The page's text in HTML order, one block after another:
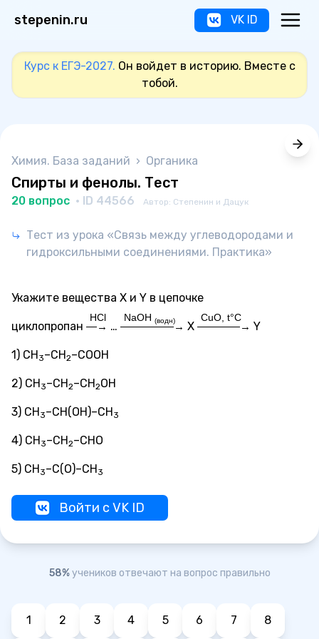
stepenin.ru VK ID
Курс к ЕГЭ-2027. Он войдет в историю. Вместе с
тобой.
Химия. База заданий › Органика
Спирты и фенолы. Тест
20 вопрос · ID 44566 Автор: Степенин и Дацук
Тест из урока «Связь между углеводородами и
гидроксильными соединениями. Практика»
Укажите вещества X и Y в цепочке
циклопропан —→
HCl
… —————→
NaOH (водн) X ————→
CuO, t°C
Y
1) CH3–CH2–COOH
2) CH3–CH2–CH2OH
3) CH3–CH(OH)–CH3
4) CH3–CH2–CHO
5) CH3–C(O)–CH3
Войти с VK ID
58%учеников отвечают на вопрос правильно
1 2 3 4 5 6 7 8